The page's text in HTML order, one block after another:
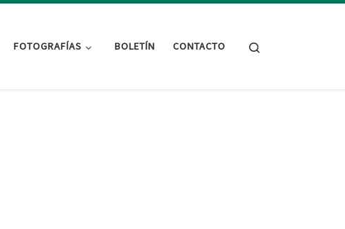
FOTOGRAFÍAS BOLETÍN CONTACTO